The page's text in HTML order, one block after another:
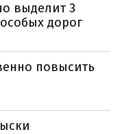
выделит 3
дорог
повысить